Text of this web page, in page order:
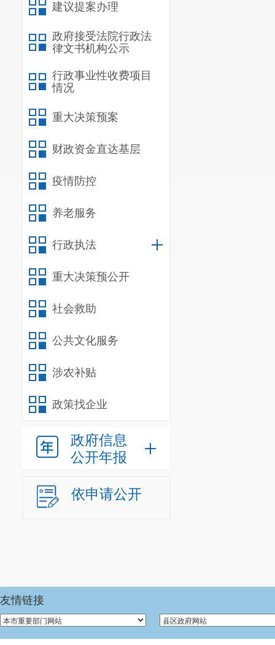
建议提案办理
政府接受法院行政法
律文书机构公示
行政事业性收费项目
情况
重大决策预案
财政资金直达基层
疫情防控
养老服务
行政执法
重大决策预公开
社会救助
公共文化服务
涉农补贴
政策找企业
政府信息
公开年报
依申请公开
友情链接